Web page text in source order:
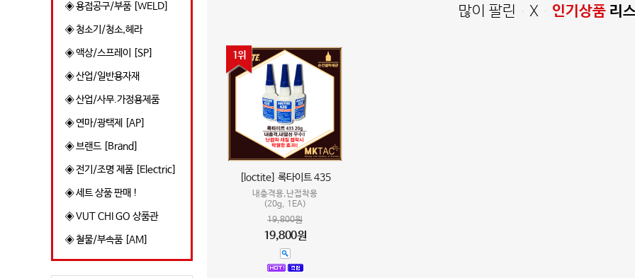
◈ 용접공구/부품 [WELD]
◈ 청소기/청소,헤라
◈ 액상/스프레이 [SP]
◈ 산업/일반용자재
◈ 산업/사무.가정용제품
◈ 연마/광택제 [AP]
◈ 브랜드 [Brand]
◈ 전기/조명 제품 [Electric]
◈ 세트 상품 판매 !
◈ VUT CHI GO 상품관
◈ 철물/부속품 [AM]
많이 팔린 X 인기상품 리
1위
[loctite] 록타이트 435
내충격용,난접착용
(20g, 1EA)
19,800원
19,800원